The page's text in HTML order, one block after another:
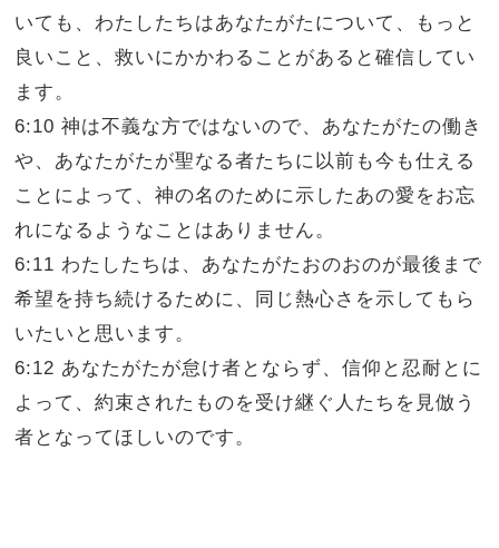
いても、わたしたちはあなたがたについて、もっと
良いこと、救いにかかわることがあると確信してい
ます。
6:10 神は不義な方ではないので、あなたがたの働き
や、あなたがたが聖なる者たちに以前も今も仕える
ことによって、神の名のために示したあの愛をお忘
れになるようなことはありません。
6:11 わたしたちは、あなたがたおのおのが最後まで
希望を持ち続けるために、同じ熱心さを示してもら
いたいと思います。
6:12 あなたがたが怠け者とならず、信仰と忍耐とに
よって、約束されたものを受け継ぐ人たちを見倣う
者となってほしいのです。